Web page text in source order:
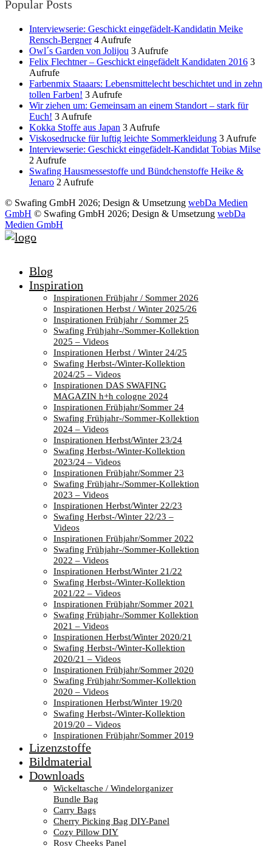
Popular Posts
Interviewserie: Geschickt eingefädelt-Kandidatin Meike
Rensch-Bergner 4 Aufrufe
Owl´s Garden von Jolijou 3 Aufrufe
Felix Flechtner – Geschickt eingefädelt Kandidaten 2016 3
Aufrufe
Farbenmix Staaars: Lebensmittelecht beschichtet und in zehn
tollen Farben! 3 Aufrufe
Wir ziehen um: Gemeinsam an einem Standort – stark für
Euch! 3 Aufrufe
Kokka Stoffe aus Japan 3 Aufrufe
Viskosedrucke für luftig leichte Sommerkleidung 3 Aufrufe
Interviewserie: Geschickt eingefädelt-Kandidat Tobias Milse
2 Aufrufe
Swafing Hausmessestoffe und Bündchenstoffe Heike &
Jenaro 2 Aufrufe
© Swafing GmbH 2026; Design & Umsetzung webDa Medien
GmbH © Swafing GmbH 2026; Design & Umsetzung webDa
Medien GmbH
Blog
Inspiration
Inspirationen Frühjahr / Sommer 2026
Inspirationen Herbst / Winter 2025/26
Inspirationen Frühjahr / Sommer 25
Swafing Frühjahr-/Sommer-Kollektion
2025 – Videos
Inspirationen Herbst / Winter 24/25
Swafing Herbst-/Winter-Kollektion
2024/25 – Videos
Inspirationen DAS SWAFING
MAGAZIN h+h cologne 2024
Inspirationen Frühjahr/Sommer 24
Swafing Frühjahr-/Sommer-Kollektion
2024 – Videos
Inspirationen Herbst/Winter 23/24
Swafing Herbst-/Winter-Kollektion
2023/24 – Videos
Inspirationen Frühjahr/Sommer 23
Swafing Frühjahr-/Sommer-Kollektion
2023 – Videos
Inspirationen Herbst/Winter 22/23
Swafing Herbst-/Winter 22/23 –
Videos
Inspirationen Frühjahr/Sommer 2022
Swafing Frühjahr-/Sommer-Kollektion
2022 – Videos
Inspirationen Herbst/Winter 21/22
Swafing Herbst-/Winter-Kollektion
2021/22 – Videos
Inspirationen Frühjahr/Sommer 2021
Swafing Frühjahr-/Sommer Kollektion
2021 – Videos
Inspirationen Herbst/Winter 2020/21
Swafing Herbst-/Winter-Kollektion
2020/21 – Videos
Inspirationen Frühjahr/Sommer 2020
Swafing Frühjahr/Sommer-Kollektion
2020 – Videos
Inspirationen Herbst/Winter 19/20
Swafing Herbst-/Winter-Kollektion
2019/20 – Videos
Inspirationen Frühjahr/Sommer 2019
Lizenzstoffe
Bildmaterial
Downloads
Wickeltasche / Windelorganizer
Bundle Bag
Carry Bags
Cherry Picking Bag DIY-Panel
Cozy Pillow DIY
Rosy Cheeks Panel